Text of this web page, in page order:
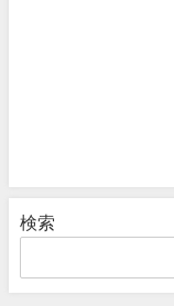
検索